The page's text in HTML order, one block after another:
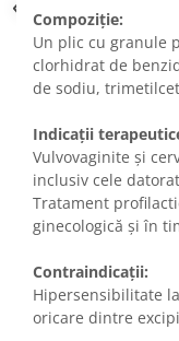
Compoziție:
Un plic cu granule
clorhidrat de
de sodiu,
Indicații
Vulvovaginite și
inclusiv cele
Tratament
ginecologică și în
Contraindicații:
Hipersensibilitate
oricare dintre